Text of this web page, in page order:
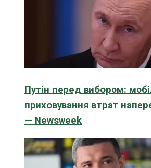
Путін перед вибором:
приховування втрат
— Newsweek